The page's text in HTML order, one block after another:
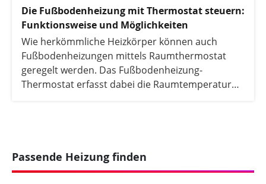
Die Fußbodenheizung mit Thermostat steuern:
Funktionsweise und Möglichkeiten
Wie herkömmliche Heizkörper können auch
Fußbodenheizungen mittels Raumthermostat
geregelt werden. Das Fußbodenheizung-
Thermostat erfasst dabei die Raumtemperatur
Passende Heizung finden